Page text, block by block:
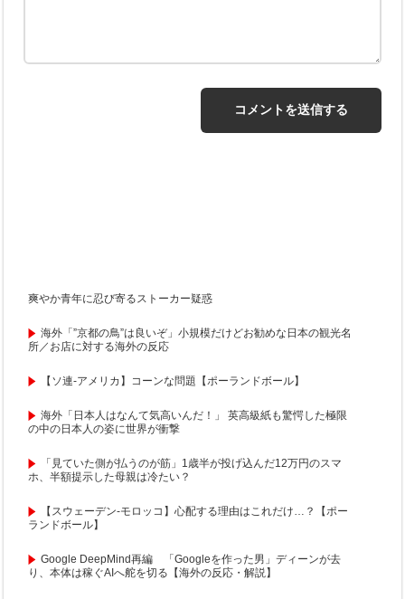
爽やか青年に忍び寄るストーカー疑惑
海外「”京都の鳥”は良いぞ」小規模だけどお勧めな日本の観光名
所／お店に対する海外の反応
【ソ連-アメリカ】コーンな問題【ポーランドボール】
海外「日本人はなんて気高いんだ！」 英高級紙も驚愕した極限
の中の日本人の姿に世界が衝撃
「見ていた側が払うのが筋」1歳半が投げ込んだ12万円のスマ
ホ、半額提示した母親は冷たい？
【スウェーデン-モロッコ】心配する理由はこれだけ…？【ポー
ランドボール】
Google DeepMind再編 「Googleを作った男」ディーンが去
り、本体は稼ぐAIへ舵を切る【海外の反応・解説】